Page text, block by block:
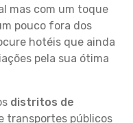
mas com um toque
pouco fora dos
hotéis que ainda
pela sua ótima
distritos de
transportes públicos